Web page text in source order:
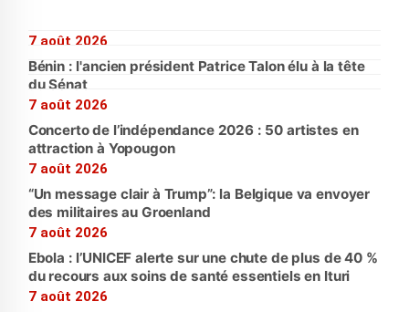
7 août 2026
Bénin : l'ancien président Patrice Talon élu à la tête
du Sénat
7 août 2026
Concerto de l’indépendance 2026 : 50 artistes en
attraction à Yopougon
7 août 2026
“Un message clair à Trump”: la Belgique va envoyer
des militaires au Groenland
7 août 2026
Ebola : l’UNICEF alerte sur une chute de plus de 40 %
du recours aux soins de santé essentiels en Ituri
7 août 2026